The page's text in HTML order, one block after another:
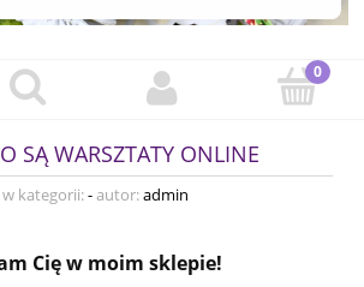
SĄ WARSZTATY ONLINE
w kategorii:-autor:admin
Cię w moim sklepie!